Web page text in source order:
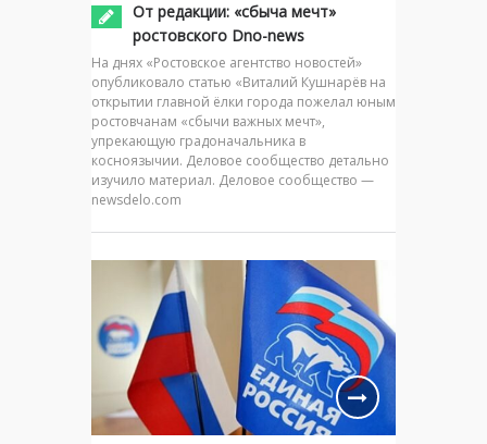
От редакции: «сбыча мечт»
ростовского Dno-news
На днях «Ростовское агентство новостей»
опубликовало статью «Виталий Кушнарёв на
открытии главной ёлки города пожелал юным
ростовчанам «сбычи важных мечт»,
упрекающую градоначальника в
косноязычии. Деловое сообщество детально
изучило материал. Деловое сообщество —
newsdelo.com